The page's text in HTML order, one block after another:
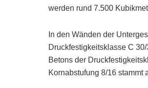
werden rund 7.500
In den Wänden der
Druckfestigkeitsklasse C
Betons der
Kornabstufung 8/16